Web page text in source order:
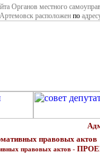
Органов местного
расположен по
правовых актов
правовых актов -